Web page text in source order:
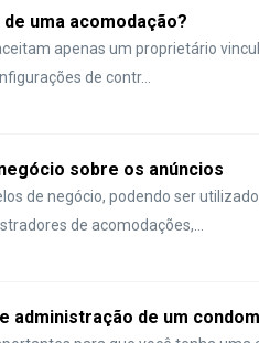
uma acomodação?
apenas um proprietário
de contr...
sobre os anúncios
de negócio, podendo ser
de acomodações,...
administração de um